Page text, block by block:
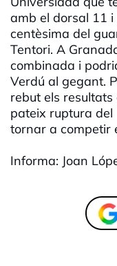
amb el dorsal 11
centèsima del
Tentori. A
combinada i
Verdú al gegant.
rebut els
pateix ruptura
tornar a competir
Informa: Joan